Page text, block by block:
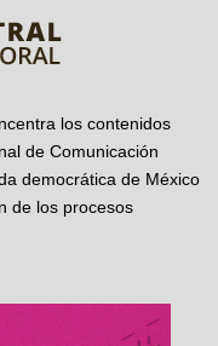
los contenidos
de Comunicación
democrática de México
de los procesos